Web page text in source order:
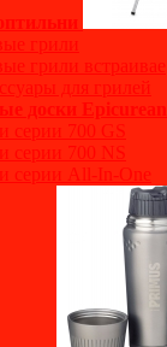
грили
грили встраивае
для грилей
доски Epicurean
серии 700 GS
серии 700 NS
серии All-In-One